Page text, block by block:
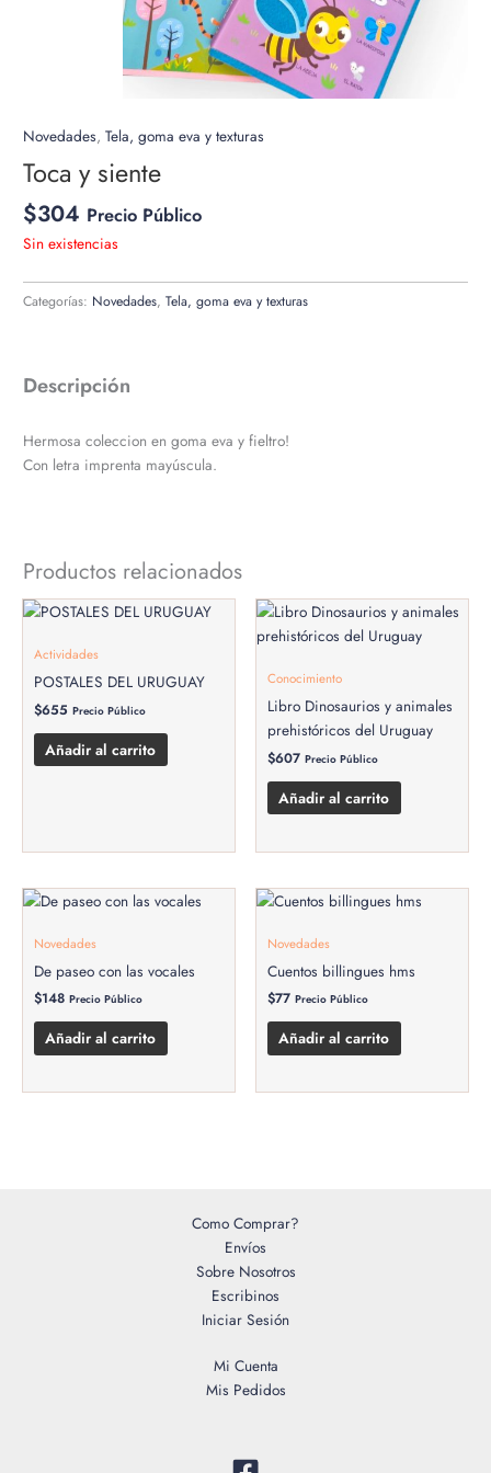
Novedades,Tela, goma eva y texturas
Toca y siente
$304 Precio Público
Sin existencias
Categorías: Novedades,Tela, goma eva y texturas
Descripción
Hermosa coleccion en goma eva y fieltro!
Con letra imprenta mayúscula.
Productos relacionados
Actividades
POSTALES DEL URUGUAY
$655 Precio Público
Añadir al carrito
Conocimiento
Libro Dinosaurios y animales
prehistóricos del Uruguay
$607 Precio Público
Añadir al carrito
Novedades
De paseo con las vocales
$148 Precio Público
Añadir al carrito
Novedades
Cuentos billingues hms
$77 Precio Público
Añadir al carrito
Como Comprar?
Envíos
Sobre Nosotros
Escribinos
Iniciar Sesión
Mi Cuenta
Mis Pedidos